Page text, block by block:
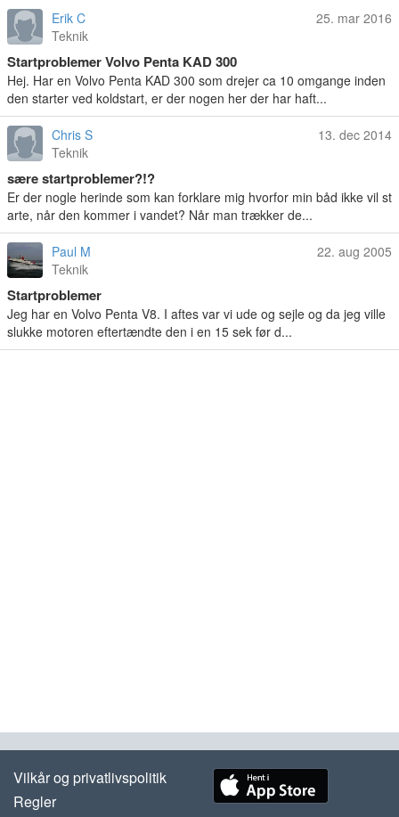
Erik C
Teknik
25. mar 2016
Startproblemer Volvo Penta KAD 300
Hej. Har en Volvo Penta KAD 300 som drejer ca 10 omgange inden
den starter ved koldstart, er der nogen her der har haft...
Chris S
Teknik
13. dec 2014
sære startproblemer?!?
Er der nogle herinde som kan forklare mig hvorfor min båd ikke vil st
arte, når den kommer i vandet? Når man trækker de...
Paul M
Teknik
22. aug 2005
Startproblemer
Jeg har en Volvo Penta V8. I aftes var vi ude og sejle og da jeg ville
slukke motoren eftertændte den i en 15 sek før d...
Vilkår og privatlivspolitik
Regler